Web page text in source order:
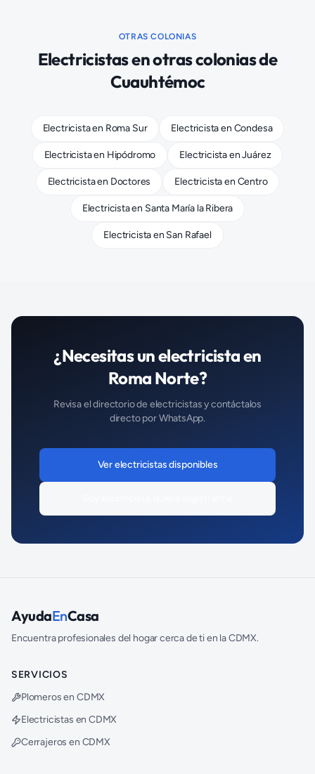
OTRAS COLONIAS
Electricistasen otras colonias de
Cuauhtémoc
Electricistaen Roma Sur Electricistaen Condesa
Electricistaen Hipódromo ElectricistaenJuárez
Electricistaen Doctores Electricistaen Centro
Electricistaen Santa María la Ribera
Electricistaen San Rafael
¿Necesitas unelectricistaen
Roma Norte?
Revisa el directorio de electricistasy contáctalos
directo por WhatsApp.
Verelectricistasdisponibles
AyudaEnCasa
Encuentra profesionales del hogar cerca de ti en la CDMX.
SERVICIOS
Plomeros en CDMX
Electricistas en CDMX
Cerrajeros en CDMX